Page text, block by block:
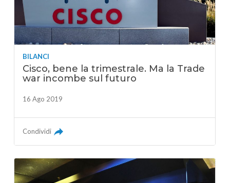
BILANCI
Cisco, bene la trimestrale. Ma la Trade
war incombe sul futuro
16 Ago 2019
Condividi